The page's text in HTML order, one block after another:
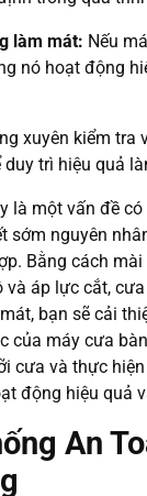
làm mát: Nếu
nó hoạt động
xuyên kiểm tra
trì hiệu quả
là một vấn đề
sớm nguyên
Bằng cách
và áp lực cắt,
bạn sẽ cải
của máy cưa
cưa và thực
động hiệu quả
An